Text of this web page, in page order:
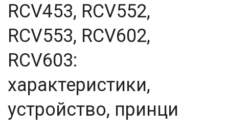
83,15
90,7
100
116,5
124,97
167,4
189,3
225
400
500
RCV453, RCV552,
RCV553, RCV602,
RCV603:
характеристики,
устройство, принци